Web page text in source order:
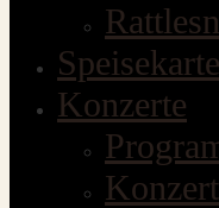
Speisekarte
Konzerte